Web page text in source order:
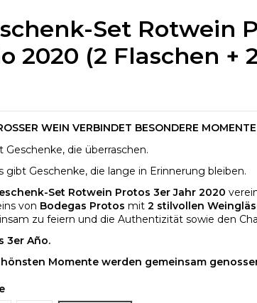
Set Rotwein
2020 (2 Flaschen +
WEIN VERBINDET BESONDERE
Geschenke, die überraschen.
gibt Geschenke, die lange in Erinnerung bleiben.
Set Rotwein Protos 3er Jahr 2020
von Bodegas Protos mit 2 stilvollen
zu feiern und die Authentizität sowie den
3er Año.
Momente werden gemeinsam